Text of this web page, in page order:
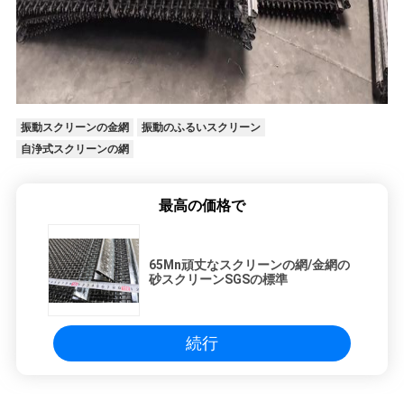
振動スクリーンの金網
振動のふるいスクリーン
自浄式スクリーンの網
最高の価格で
65Mn頑丈なスクリーンの網/金網の
砂スクリーンSGSの標準
続行